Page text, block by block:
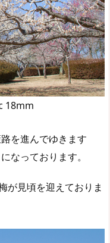
18mm
を進んでゆきます
なっております。
が見頃を迎えておりま